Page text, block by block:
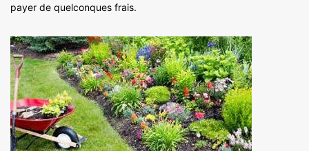
payer de quelconques frais.